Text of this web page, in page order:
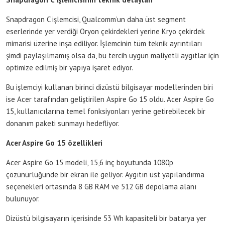
Snapdragon C işlemcisi, Qualcomm’un daha üst segment
eserlerinde yer verdiği Oryon çekirdekleri yerine Kryo çekirdek
mimarisi üzerine inşa ediliyor. İşlemcinin tüm teknik ayrıntıları
şimdi paylaşılmamış olsa da, bu tercih uygun maliyetli aygıtlar için
optimize edilmiş bir yapıya işaret ediyor.
Bu işlemciyi kullanan birinci dizüstü bilgisayar modellerinden biri
ise Acer tarafından geliştirilen Aspire Go 15 oldu. Acer Aspire Go
15, kullanıcılarına temel fonksiyonları yerine getirebilecek bir
donanım paketi sunmayı hedefliyor.
Acer Aspire Go 15 özellikleri
Acer Aspire Go 15 modeli, 15,6 inç boyutunda 1080p
çözünürlüğünde bir ekran ile geliyor. Aygıtın üst yapılandırma
seçenekleri ortasında 8 GB RAM ve 512 GB depolama alanı
bulunuyor.
Dizüstü bilgisayarın içerisinde 53 Wh kapasiteli bir batarya yer